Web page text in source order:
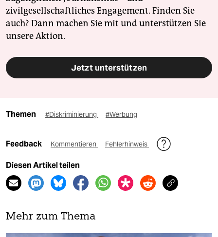
zivilgesellschaftliches Engagement. Finden Sie
auch? Dann machen Sie mit und unterstützen Sie
unsere Aktion.
Jetzt unterstützen
Themen #Diskriminierung #Werbung
Feedback Kommentieren Fehlerhinweis
Diesen Artikel teilen
Mehr zum Thema